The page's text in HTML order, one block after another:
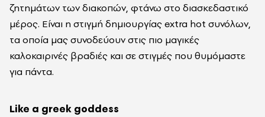
ζητημάτων των διακοπών, φτάνω στο διασκεδαστικό
μέρος. Eίναι η στιγμή δημιουργίας extra hot συνόλων,
τα οποία μας συνοδεύουν στις πιο μαγικές
καλοκαιρινές βραδιές και σε στιγμές που θυμόμαστε
για πάντα.
Like a greek goddess